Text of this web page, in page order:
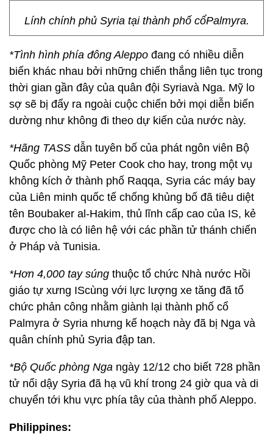
Lính chính phủ Syria tại thành phố cổPalmyra.
*Tình hình phía đông Aleppo đang có nhiều diễn
biến khác nhau bởi những chiến thắng liên tục trong
thời gian gần đây của quân đội Syriavà Nga. Mỹ lo
sợ sẽ bị đẩy ra ngoài cuộc chiến bởi mọi diễn biến
dường như không đi theo dự kiến của nước này.
*Hãng TASS dẫn tuyên bố của phát ngôn viên Bộ
Quốc phòng Mỹ Peter Cook cho hay, trong một vụ
không kích ở thành phố Raqqa, Syria các máy bay
của Liên minh quốc tế chống khủng bố đã tiêu diệt
tên Boubaker al-Hakim, thủ lĩnh cấp cao của IS, kẻ
được cho là có liên hệ với các phần tử thánh chiến
ở Pháp và Tunisia.
*Hơn 4,000 tay súng thuộc tổ chức Nhà nước Hồi
giáo tự xưng IScùng với lực lượng xe tăng đã tổ
chức phản công nhằm giành lại thành phố cổ
Palmyra ở Syria nhưng kế hoạch này đã bị Nga và
quân chính phủ Syria đập tan.
*Bộ Quốc phòng Nga ngày 12/12 cho biết 728 phần
tử nổi dậy Syria đã hạ vũ khí trong 24 giờ qua và di
chuyển tới khu vực phía tây của thành phố Aleppo.
Philippines: